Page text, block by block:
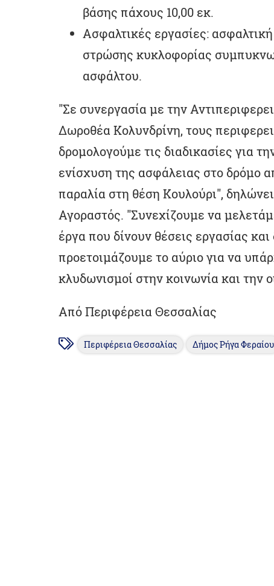
βάσης πάχους 10,00 εκ.
Ασφαλτικές εργασίες:
στρώσης κυκλοφορίας
ασφάλτου.
"Σε συνεργασία με την
Δωροθέα Κολυνδρίνη, τους
δρομολογούμε τις διαδικασίες για
ενίσχυση της ασφάλειας στο δρόμο
παραλία στη θέση Κουλούρι",
Αγοραστός. "Συνεχίζουμε να
έργα που δίνουν θέσεις εργασίας
προετοιμάζουμε το αύριο για να
κλυδωνισμοί στην κοινωνία και την
Από Περιφέρεια Θεσσαλίας
Περιφέρεια Θεσσαλίας Δήμος Ρήγα Φεραίου